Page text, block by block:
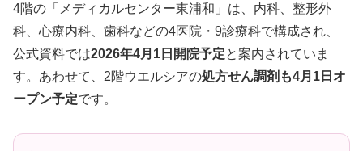
4階の「メディカルセンター東浦和」は、内科、整形外
科、心療内科、歯科などの4医院・9診療科で構成され、
公式資料では2026年4月1日開院予定と案内されていま
す。あわせて、2階ウエルシアの処方せん調剤も4月1日オ
ープン予定です。